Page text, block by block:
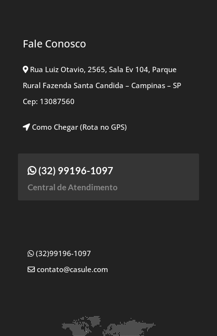
Fale Conosco
Rua Luiz Otavio, 2565, Sala Ev 104, Parque
Rural Fazenda Santa Candida – Campinas – SP
Cep: 13087560
Como Chegar (Rota no GPS)
(32) 99196-1097
Central de Atendimento
(32)99196-1097
contato@casule.com